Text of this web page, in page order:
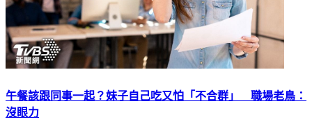
午餐該跟同事一起？妹子自己吃又怕「不合群」 職場老鳥：
沒眼力